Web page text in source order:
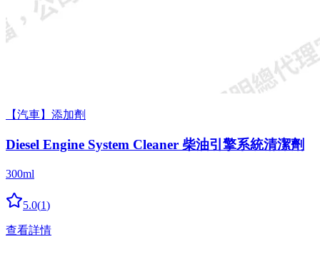
【汽車】添加劑
Diesel Engine System Cleaner 柴油引擎系統清潔劑
300ml
5.0(1)
查看詳情